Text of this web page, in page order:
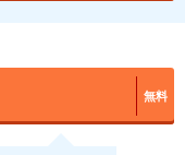
無料